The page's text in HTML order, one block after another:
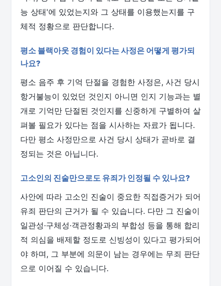
능 상태'에 있었는지와 그 상태를 이용했는지를 구
체적 정황으로 판단합니다.
평소 블랙아웃 경험이 있다는 사정은 어떻게 평가되
나요?
평소 음주 후 기억 단절을 경험한 사정은, 사건 당시
항거불능이 있었던 것인지 아니면 인지 기능과는 별
개로 기억만 단절된 것인지를 신중하게 구별하여 살
펴볼 필요가 있다는 점을 시사하는 자료가 됩니다.
다만 평소 사정만으로 사건 당시 상태가 곧바로 결
정되는 것은 아닙니다.
고소인의 진술만으로도 유죄가 인정될 수 있나요?
사안에 따라 고소인 진술이 중요한 직접증거가 되어
유죄 판단의 근거가 될 수 있습니다. 다만 그 진술이
일관성·구체성·객관정황과의 부합성 등을 통해 합리
적 의심을 배제할 정도로 신빙성이 있다고 평가되어
야 하며, 그 부분에 의문이 남는 경우에는 무죄 판단
으로 이어질 수 있습니다.